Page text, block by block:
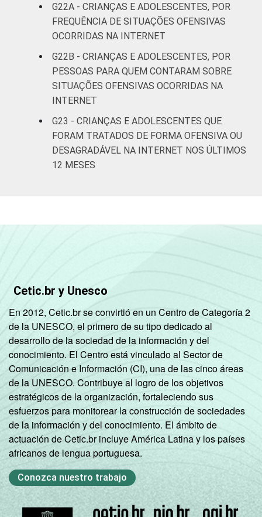
G22A - CRIANÇAS E ADOLESCENTES, POR
FREQUÊNCIA DE SITUAÇÕES OFENSIVAS
OCORRIDAS NA INTERNET
G22B - CRIANÇAS E ADOLESCENTES, POR
PESSOAS PARA QUEM CONTARAM SOBRE
SITUAÇÕES OFENSIVAS OCORRIDAS NA
INTERNET
G23 - CRIANÇAS E ADOLESCENTES QUE
FORAM TRATADOS DE FORMA OFENSIVA OU
DESAGRADÁVEL NA INTERNET NOS ÚLTIMOS
12 MESES
Cetic.br y Unesco
En 2012, Cetic.br se convirtió en un Centro de Categoría 2
de la UNESCO, el primero de su tipo dedicado al
desarrollo de la sociedad de la información y del
conocimiento. El Centro está vinculado al Sector de
Comunicación e Información (CI), una de las cinco áreas
de la UNESCO. Contribuye al logro de los objetivos
estratégicos de la organización, fortaleciendo sus
esfuerzos para monitorear la construcción de sociedades
de la información y del conocimiento. El ámbito de
actuación de Cetic.br incluye América Latina y los países
africanos de lengua portuguesa.
Conozca nuestro trabajo